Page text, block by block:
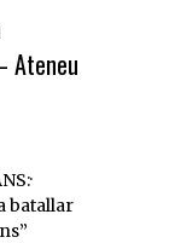
Ateneu
batallar